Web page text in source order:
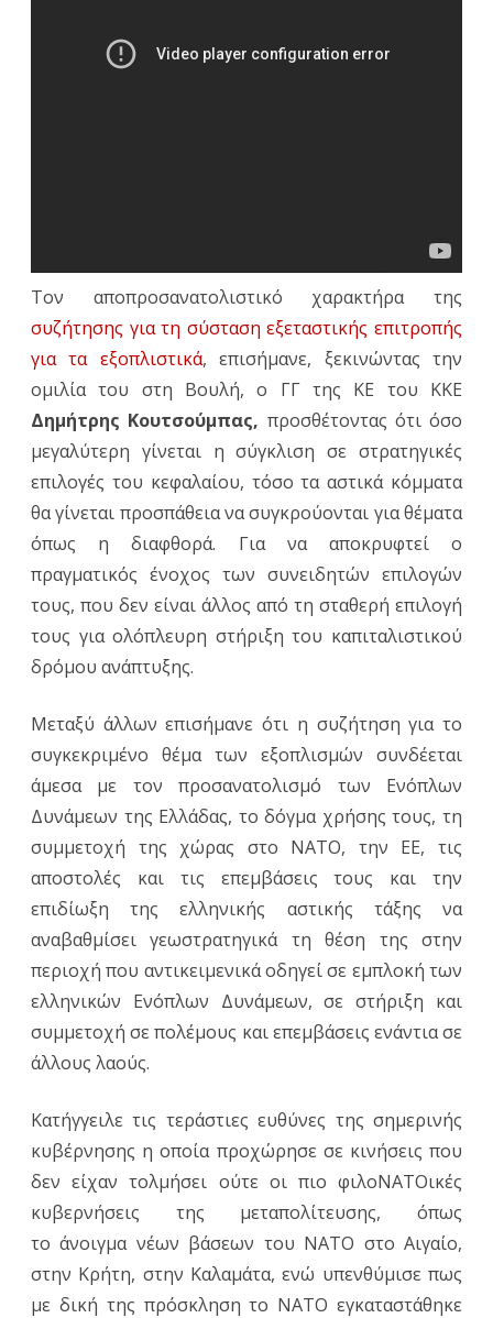
για
τα
Τον αποπροσανατολιστικό χαρακτήρα της
συζήτησης για τη σύσταση εξεταστικής επιτροπής
για τα εξοπλιστικά, επισήμανε, ξεκινώντας την
ομιλία του στη Βουλή, ο ΓΓ της ΚΕ του ΚΚΕ
Δημήτρης Κουτσούμπας, προσθέτοντας ότι όσο
μεγαλύτερη γίνεται η σύγκλιση σε στρατηγικές
επιλογές του κεφαλαίου, τόσο τα αστικά κόμματα
θα γίνεται προσπάθεια να συγκρούονται για θέματα
όπως η διαφθορά. Για να αποκρυφτεί ο
πραγματικός ένοχος των συνειδητών επιλογών
τους, που δεν είναι άλλος από τη σταθερή επιλογή
τους για ολόπλευρη στήριξη του καπιταλιστικού
δρόμου ανάπτυξης.
Μεταξύ άλλων επισήμανε ότι η συζήτηση για το
συγκεκριμένο θέμα των εξοπλισμών συνδέεται
άμεσα με τον προσανατολισμό των Ενόπλων
Δυνάμεων της Ελλάδας, το δόγμα χρήσης τους, τη
συμμετοχή της χώρας στο NATO, την ΕΕ, τις
αποστολές και τις επεμβάσεις τους και την
επιδίωξη της ελληνικής αστικής τάξης να
αναβαθμίσει γεωστρατηγικά τη θέση της στην
περιοχή που αντικειμενικά οδηγεί σε εμπλοκή των
ελληνικών Ενόπλων Δυνάμεων, σε στήριξη και
συμμετοχή σε πολέμους και επεμβάσεις ενάντια σε
άλλους λαούς.
Κατήγγειλε τις τεράστιες ευθύνες της σημερινής
κυβέρνησης η οποία προχώρησε σε κινήσεις που
δεν είχαν τολμήσει ούτε οι πιο φιλοΝΑΤΟικές
κυβερνήσεις της μεταπολίτευσης, όπως
το άνοιγμα νέων βάσεων του NATO στο Αιγαίο,
στην Κρήτη, στην Καλαμάτα, ενώ υπενθύμισε πως
με δική της πρόσκληση το NATO εγκαταστάθηκε